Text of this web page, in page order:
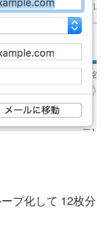
プ化して 12枚分